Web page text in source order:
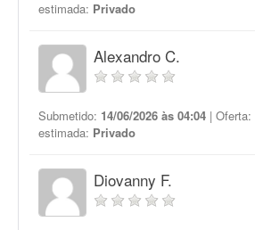
estimada: Privado
Alexandro C.
Submetido: 14/06/2026 às 04:04 | Oferta:
estimada: Privado
Diovanny F.